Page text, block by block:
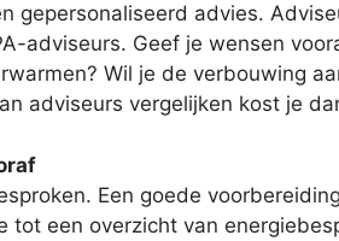
gepersonaliseerd advies.
adviseurs. Geef je wensen
Wil je de verbouwing
adviseurs vergelijken kost je
Een goede
tot een overzicht van